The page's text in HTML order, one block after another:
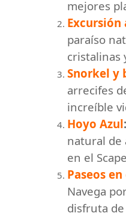
mejores
Excursión
paraíso
cristalinas
Snorkel y
arrecifes
increíble
Hoyo Azul:
natural de
en el
Paseos
Navega
disfruta